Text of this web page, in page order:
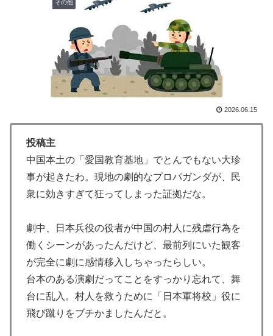
ない結婚の話…？
英国人「ようこそ」冨安健洋、クリスタルパレス加入が
決定的に！メディカル検査をパス！現地サポが歓迎！ア
ーセナルファンも祝福！【海外の反応】
人類は広島から何を学んだのか 原爆投下から81年、核
兵器が再び増え始めた世界【海外の反応・解説】
海外「日本なんて行くんじゃなかった…」 日本を知っ
事態に
▶ 外国人「使い捨てだ」FIFA会長、辞任危機でトランプ政
権に泣き付くも無視されて海外失笑！【海外の反応】
▶ 海外「世界で日本を死守するぞ！」 日本の消防署を訪
▶
海外「日本なんて行くんじゃなかった…」 日本を知っ
てしまったディズニー信者、帰国後『本家』に失望する
事態に
▶
海外「もう日本を離れるなよ！」 助っ人外国人にも敬
意を払う日本人の姿に感動の声が殺到
ガソリンスタンドで助けを求めた女性が連れ去られる瞬
その他
2026.06.15
投稿主
中国本土の「愛国教育基地」でとんでもない大珍
事が起きたわ。現地の劇的なプロパガンダが、民
衆に効きすぎて狂ってしまった証拠だな。
劇中、日本兵役の役者が中国の村人に残虐行為を
働くシーンがあったんだけど、最前列にいた観客
が完全に劇に感情移入しちゃったらしい。
台本のある演劇だってことをすっかり忘れて、舞
台に乱入。村人を救うために「日本軍将校」役に
飛び蹴りをブチかましたんだと。